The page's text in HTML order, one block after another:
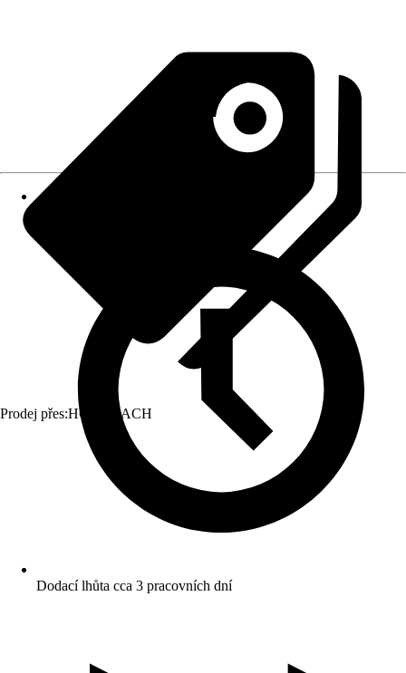
Prodej přes:HORNBACH
Dodací lhůta cca 3 pracovních dní